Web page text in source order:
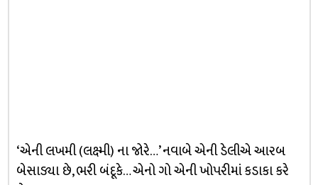
‘એની લખમી (લક્ષ્મી) ના જોરે…’ નવાબે એની ડેલીએ આરબ
બેસાડ્યા છે, ભરી બંદૂકે… એનો ગો એની ખોપરીમાં કડાકા કરે